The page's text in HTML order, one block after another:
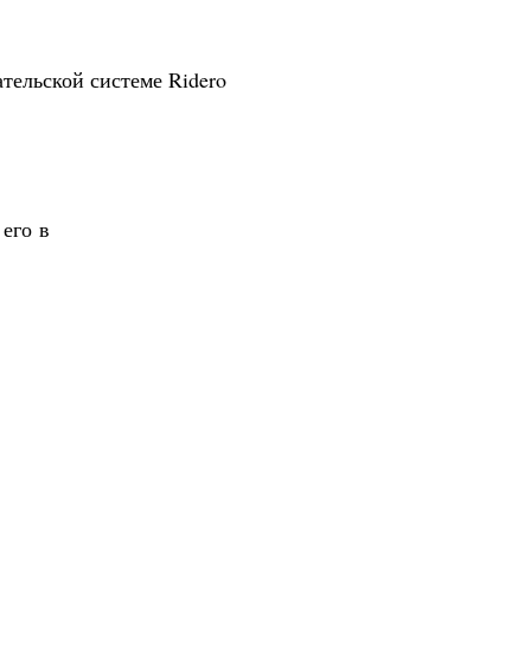
системе Ridero
в